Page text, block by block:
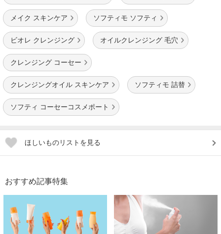
メイク スキンケア ソフティモ ソフティ
ビオレ クレンジング オイルクレンジング 毛穴
クレンジング コーセー
クレンジングオイル スキンケア ソフティモ 詰替
ソフティ コーセーコスメポート
ほしいものリストを見る
おすすめ記事特集